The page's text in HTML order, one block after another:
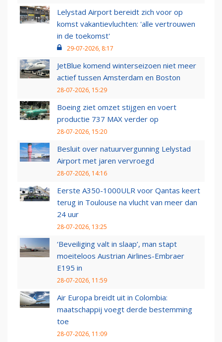
Lelystad Airport bereidt zich voor op
komst vakantievluchten: 'alle vertrouwen
in de toekomst'
29-07-2026, 8:17
JetBlue komend winterseizoen niet meer
actief tussen Amsterdam en Boston
28-07-2026, 15:29
Boeing ziet omzet stijgen en voert
productie 737 MAX verder op
28-07-2026, 15:20
Besluit over natuurvergunning Lelystad
Airport met jaren vervroegd
28-07-2026, 14:16
Eerste A350-1000ULR voor Qantas keert
terug in Toulouse na vlucht van meer dan
24 uur
28-07-2026, 13:25
‘Beveiliging valt in slaap’, man stapt
moeiteloos Austrian Airlines-Embraer
E195 in
28-07-2026, 11:59
Air Europa breidt uit in Colombia:
maatschappij voegt derde bestemming
toe
28-07-2026, 11:09